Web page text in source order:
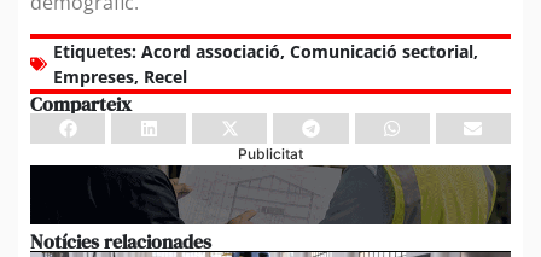
Etiquetes: Acord associació, Comunicació sectorial,
Empreses, Recel
Comparteix
Publicitat
Notícies relacionades